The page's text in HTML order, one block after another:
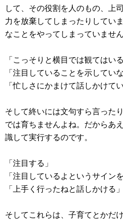
して、その役割を人のもの、上
力を放棄してしまったりしてい
なことをやってしまっていませ
「こっそりと横目では観てはいる
「注目していることを示していな
「忙しさにかまけて話しかけてい
そして終いには文句すら言った
では育ちませんよね。だからあ
識して実行するのです。
「注目する」
「注目しているよというサインを
「上手く行ったねと話しかける」
そしてこれらは、子育てとかだ